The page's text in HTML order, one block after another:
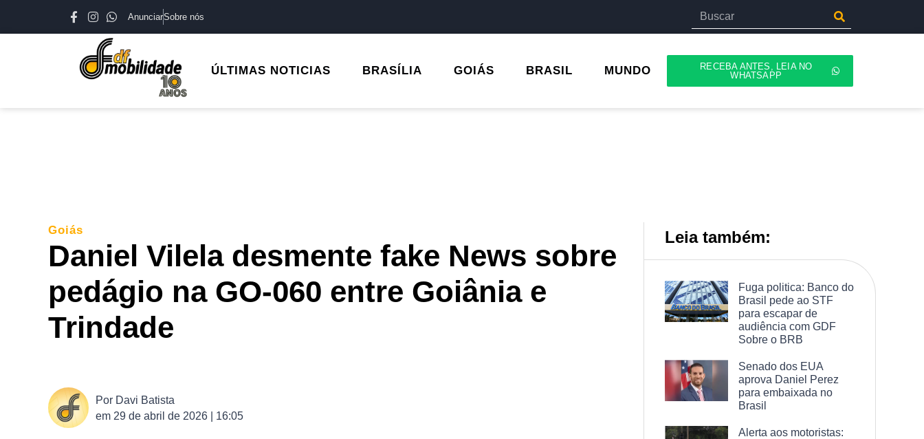
AnunciarSobre nós
ÚLTIMAS NOTICIAS BRASÍLIA GOIÁS BRASIL MUNDO
RECEBA ANTES, LEIA NO
WHATSAPP
Goiás
Daniel Vilela desmente fake News sobre
pedágio na GO-060 entre Goiânia e
Trindade
Por Davi Batista
em 29 de abril de 2026 | 16:05
Leia também:
Fuga politica: Banco do
Brasil pede ao STF
para escapar de
audiência com GDF
Sobre o BRB
Senado dos EUA
aprova Daniel Perez
para embaixada no
Brasil
Alerta aos motoristas: